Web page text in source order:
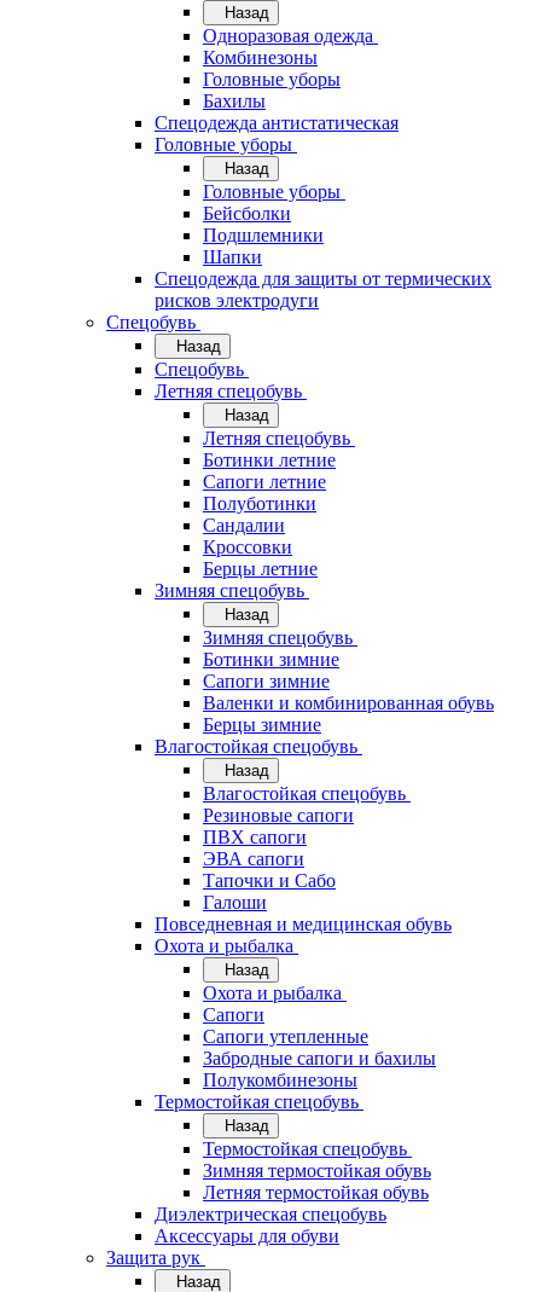
Назад
Одноразовая одежда
Комбинезоны
Головные уборы
Бахилы
Спецодежда антистатическая
Головные уборы
Назад
Головные уборы
Бейсболки
Подшлемники
Шапки
Спецодежда для защиты от термических
рисков электродуги
Спецобувь
Назад
Спецобувь
Летняя спецобувь
Назад
Летняя спецобувь
Ботинки летние
Сапоги летние
Полуботинки
Сандалии
Кроссовки
Берцы летние
Зимняя спецобувь
Назад
Зимняя спецобувь
Ботинки зимние
Сапоги зимние
Валенки и комбинированная обувь
Берцы зимние
Влагостойкая спецобувь
Назад
Влагостойкая спецобувь
Резиновые сапоги
ПВХ сапоги
ЭВА сапоги
Тапочки и Сабо
Галоши
Повседневная и медицинская обувь
Охота и рыбалка
Назад
Охота и рыбалка
Сапоги
Сапоги утепленные
Забродные сапоги и бахилы
Полукомбинезоны
Термостойкая спецобувь
Назад
Термостойкая спецобувь
Зимняя термостойкая обувь
Летняя термостойкая обувь
Диэлектрическая спецобувь
Аксессуары для обуви
Защита рук
Назад